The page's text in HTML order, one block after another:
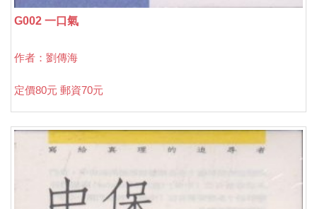
G002 一口氣
作者：劉傳海
定價80元 郵資70元